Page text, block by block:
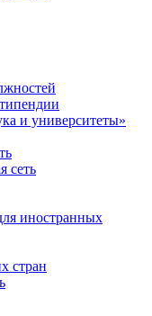
и университеты»
сеть
иностранных
стран